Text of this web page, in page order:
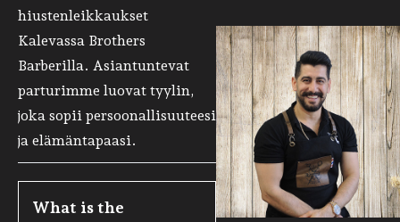
hiustenleikkaukset
Kalevassa Brothers
Barberilla. Asiantuntevat
parturimme luovat tyylin,
joka sopii persoonallisuuteesi
ja elämäntapaasi.
What is the